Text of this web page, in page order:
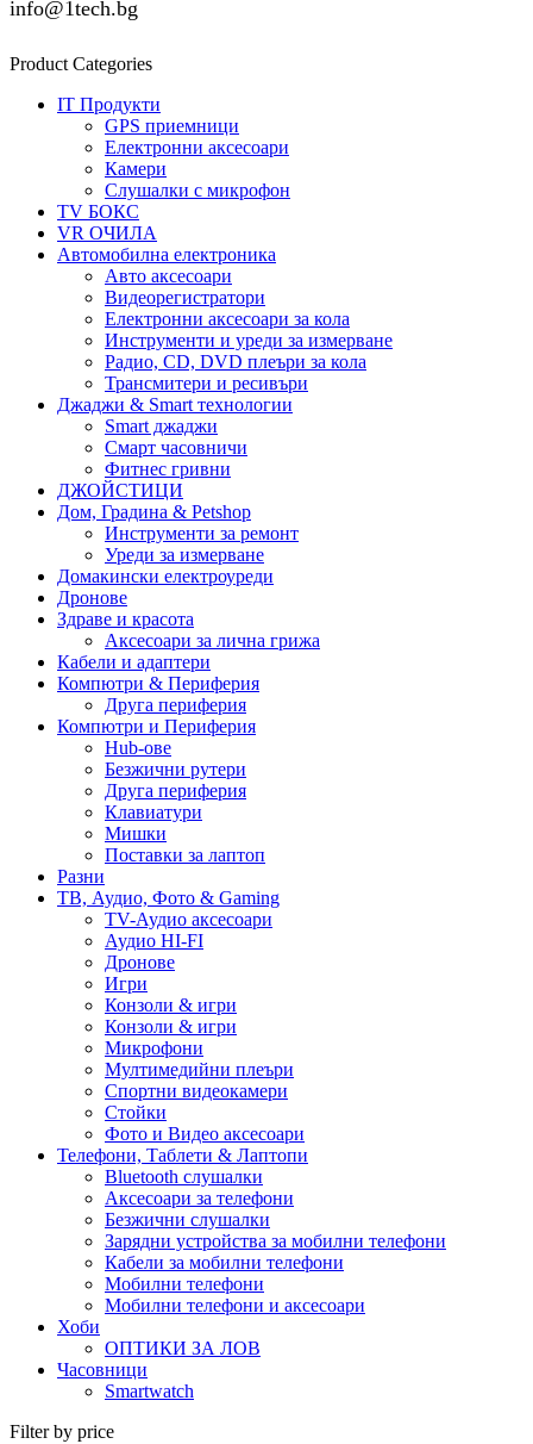
info@1tech.bg
Product Categories
IT Продукти
GPS приемници
Електронни аксесоари
Камери
Слушалки с микрофон
TV БОКС
VR ОЧИЛА
Автомобилна електроника
Авто аксесоари
Видеорегистратори
Електронни аксесоари за кола
Инструменти и уреди за измерване
Радио, CD, DVD плеъри за кола
Трансмитери и ресивъри
Джаджи & Smart технологии
Smart джаджи
Смарт часовничи
Фитнес гривни
ДЖОЙСТИЦИ
Дом, Градина & Petshop
Инструменти за ремонт
Уреди за измерване
Домакински електроуреди
Дронове
Здраве и красота
Аксесоари за лична грижа
Кабели и адаптери
Компютри & Периферия
Друга периферия
Компютри и Периферия
Hub-ове
Безжични рутери
Друга периферия
Клавиатури
Мишки
Поставки за лаптоп
Разни
ТВ, Аудио, Фото & Gaming
TV-Аудио аксесоари
Аудио HI-FI
Дронове
Игри
Конзоли & игри
Конзоли & игри
Микрофони
Мултимедийни плеъри
Спортни видеокамери
Стойки
Фото и Видео аксесоари
Телефони, Таблети & Лаптопи
Bluetooth слушалки
Аксесоари за телефони
Безжични слушалки
Зарядни устройства за мобилни телефони
Кабели за мобилни телефони
Мобилни телефони
Мобилни телефони и аксесоари
Хоби
ОПТИКИ ЗА ЛОВ
Часовници
Smartwatch
Filter by price